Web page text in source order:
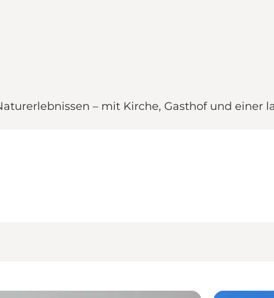
– mit Kirche, Gasthof und einer